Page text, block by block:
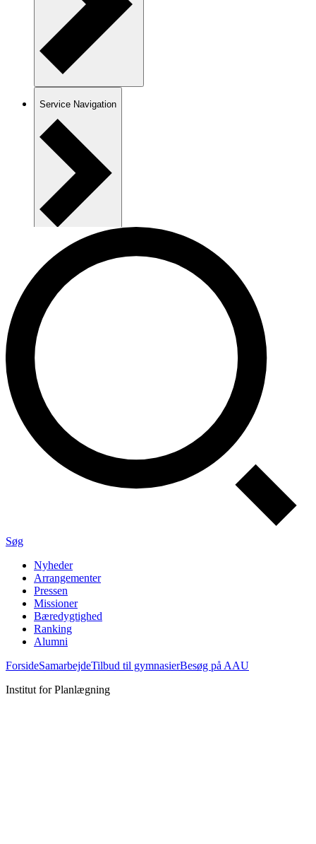
Service Navigation
Søg
Nyheder
Arrangementer
Pressen
Missioner
Bæredygtighed
Ranking
Alumni
ForsideSamarbejdeTilbud til gymnasierBesøg på AAU
Institut for Planlægning